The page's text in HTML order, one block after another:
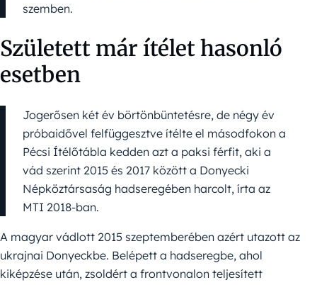
szemben.
Született már ítélet hasonló
esetben
Jogerősen két év börtönbüntetésre, de négy év
próbaidővel felfüggesztve ítélte el másodfokon a
Pécsi Ítélőtábla kedden azt a paksi férfit, aki a
vád szerint 2015 és 2017 között a Donyecki
Népköztársaság hadseregében harcolt, írta az
MTI 2018-ban.
A magyar vádlott 2015 szeptemberében azért utazott az
ukrajnai Donyeckbe. Belépett a hadseregbe, ahol
kiképzése után, zsoldért a frontvonalon teljesített